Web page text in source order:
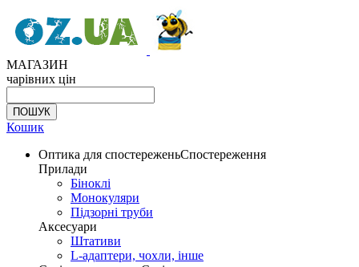
МАГАЗИН
чарівних цін
Кошик
Оптика для спостереженьСпостереження
Прилади
Біноклі
Монокуляри
Підзорні труби
Аксесуари
Штативи
L-адаптери, чохли, інше